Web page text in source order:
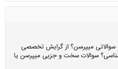
میپرسن؟ از گرایش تخصصی
سوالات سخت و جزیی میپرسن یا